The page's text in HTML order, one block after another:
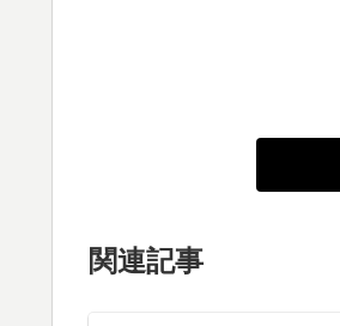
関連記事